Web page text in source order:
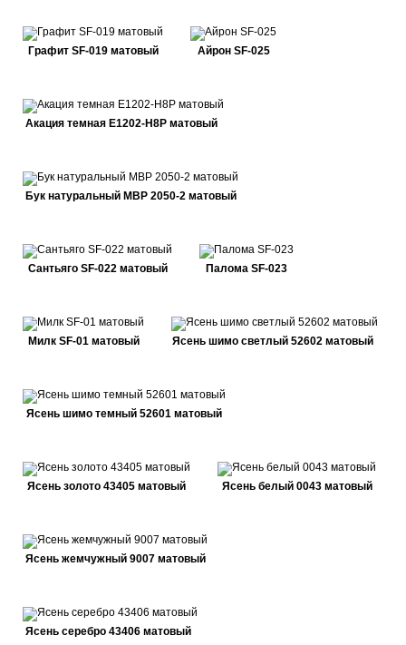
Графит SF-019 матовый Айрон SF-025
Акация темная E1202-H8P матовый
Бук натуральный MBP 2050-2 матовый
Сантьяго SF-022 матовый Палома SF-023
Милк SF-01 матовый Ясень шимо светлый 52602 матовый
Ясень шимо темный 52601 матовый
Ясень золото 43405 матовый Ясень белый 0043 матовый
Ясень жемчужный 9007 матовый
Ясень серебро 43406 матовый